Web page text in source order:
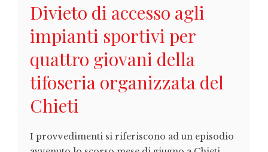
Divieto di accesso agli
impianti sportivi per
quattro giovani della
tifoseria organizzata del
Chieti
I provvedimenti si riferiscono ad un episodio